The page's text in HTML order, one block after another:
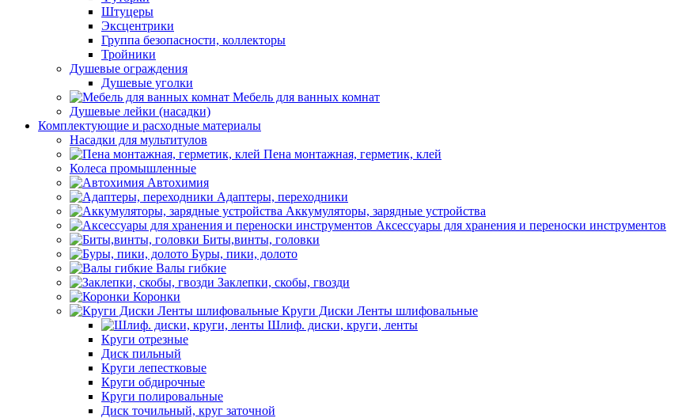
Штуцеры
Эксцентрики
Группа безопасности, коллекторы
Тройники
Душевые ограждения
Душевые уголки
Мебель для ванных комнат
Душевые лейки (насадки)
Комплектующие и расходные материалы
Насадки для мультитулов
Пена монтажная, герметик, клей
Колеса промышленные
Автохимия
Адаптеры, переходники
Аккумуляторы, зарядные устройства
Аксессуары для хранения и переноски инструментов
Биты,винты, головки
Буры, пики, долото
Валы гибкие
Заклепки, скобы, гвозди
Коронки
Круги Диски Ленты шлифовальные
Шлиф. диски, круги, ленты
Круги отрезные
Диск пильный
Круги лепестковые
Круги обдирочные
Круги полировальные
Диск точильный, круг заточной